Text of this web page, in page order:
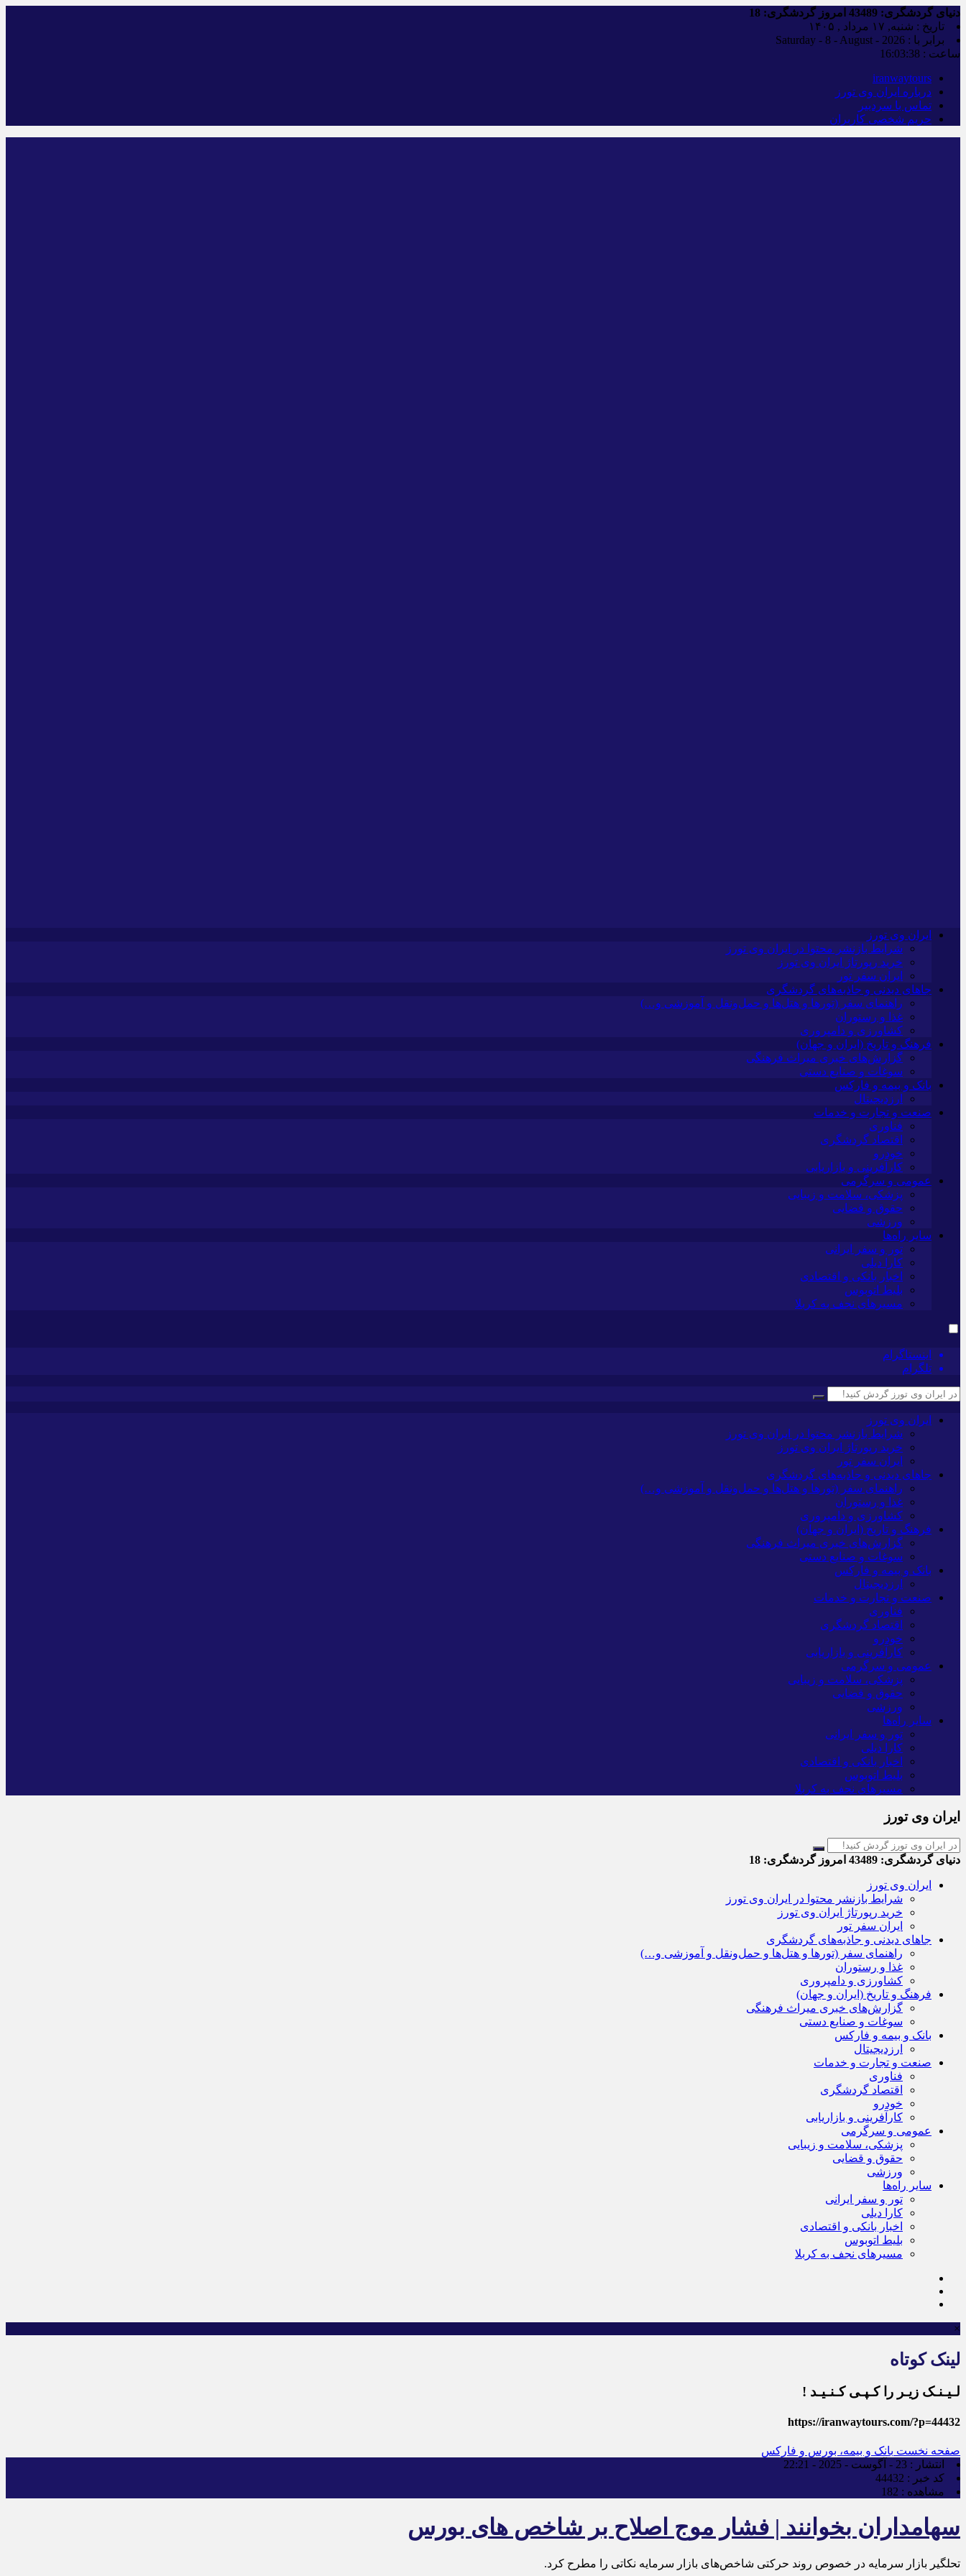
دنیای گردشگری: امروز گردشگری:
تاریخ : شنبه, ۱۷ مرداد , ۱۴۰۵
برابر با : Saturday - 8 - August - 2026
ساعت : 16:03:39
iranwaytours
درباره ایران وی تورز
تماس با سردبیر
حریم شخصی کاربران
ایران وی تورز
شرایط بازنشر محتوا در ایران وی تورز
خرید رپورتاژ ایران وی تورز
ایران سفر تور
جاهای دیدنی و جاذبه‌های گردشگری
راهنمای سفر (تورها و هتل‌ها و حمل‌و‌نقل و آموزشی و…)
غذا و رستوران
کشاورزی و دامپروری
فرهنگ و تاریخ (ایران و جهان)
گزارش‌های خبری میراث فرهنگی
سوغات و صنایع دستی
بانک و بیمه و فارکس
ارزدیجیتال
صنعت و تجارت و خدمات
فناوری
اقتصاد گردشگری
خودرو
کارآفرینی و بازاریابی
عمومی و سرگرمی
پزشکی، سلامت و زیبایی
حقوق و قضایی
ورزشی
سایر راه‌ها
تور و سفر ایرانی
کارا دیلی
اخبار بانکی و اقتصادی
بلیط اتوبوس
مسیرهای نجف به کربلا
اینستاگرام
تلگرام
ایران وی تورز
شرایط بازنشر محتوا در ایران وی تورز
خرید رپورتاژ ایران وی تورز
ایران سفر تور
جاهای دیدنی و جاذبه‌های گردشگری
راهنمای سفر (تورها و هتل‌ها و حمل‌و‌نقل و آموزشی و…)
غذا و رستوران
کشاورزی و دامپروری
فرهنگ و تاریخ (ایران و جهان)
گزارش‌های خبری میراث فرهنگی
سوغات و صنایع دستی
بانک و بیمه و فارکس
ارزدیجیتال
صنعت و تجارت و خدمات
فناوری
اقتصاد گردشگری
خودرو
کارآفرینی و بازاریابی
عمومی و سرگرمی
پزشکی، سلامت و زیبایی
حقوق و قضایی
ورزشی
سایر راه‌ها
تور و سفر ایرانی
کارا دیلی
اخبار بانکی و اقتصادی
بلیط اتوبوس
مسیرهای نجف به کربلا
ایران وی تورز
دنیای گردشگری: امروز گردشگری:
ایران وی تورز
شرایط بازنشر محتوا در ایران وی تورز
خرید رپورتاژ ایران وی تورز
ایران سفر تور
جاهای دیدنی و جاذبه‌های گردشگری
راهنمای سفر (تورها و هتل‌ها و حمل‌و‌نقل و آموزشی و…)
غذا و رستوران
کشاورزی و دامپروری
فرهنگ و تاریخ (ایران و جهان)
گزارش‌های خبری میراث فرهنگی
سوغات و صنایع دستی
بانک و بیمه و فارکس
ارزدیجیتال
صنعت و تجارت و خدمات
فناوری
اقتصاد گردشگری
خودرو
کارآفرینی و بازاریابی
عمومی و سرگرمی
پزشکی، سلامت و زیبایی
حقوق و قضایی
ورزشی
سایر راه‌ها
تور و سفر ایرانی
کارا دیلی
اخبار بانکی و اقتصادی
بلیط اتوبوس
مسیرهای نجف به کربلا
×
لینک کوتاه
لـیـنـک زیـر را کـپـی کـنـیـد !
https://iranwaytours.com/?p=44432
صفحه نخست بانک و بیمه، بورس و فارکس
انتشار : 23 - آگوست - 2025 - 22:21
کد خبر : 44432
مشاهده : 182
سهامداران بخوانند | فشار موج اصلاح بر شاخص های بورس
تحلگیر بازار سرمایه در خصوص روند حرکتی شاخص‌های بازار سرمایه نکاتی را مطرح کرد.